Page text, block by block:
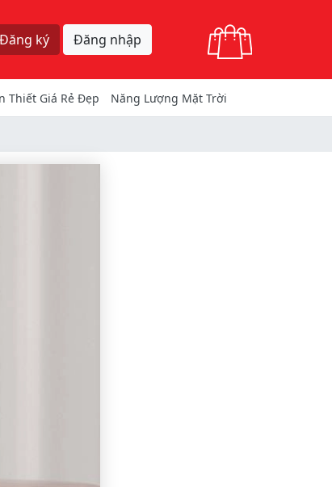
Đăng ký Đăng nhập
Thiết Giá Rẻ Đẹp Năng Lượng Mặt Trời